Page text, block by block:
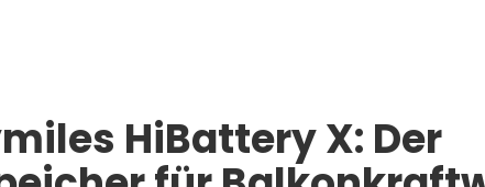
HiBattery X: Der